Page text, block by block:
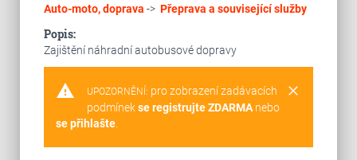
Auto-moto, doprava -> Přeprava a související služby
Popis:
Zajištění náhradní autobusové dopravy
warning clear
UPOZORNĚNÍ: pro zobrazení zadávacích
podmínekse registrujte ZDARMAnebo
se přihlašte.